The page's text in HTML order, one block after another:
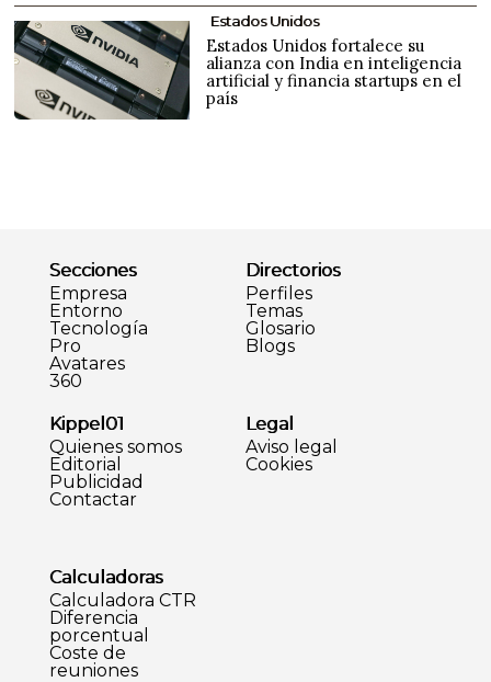
Estados Unidos
Estados Unidos fortalece su
alianza con India en inteligencia
artificial y financia startups en el
país
Secciones
Empresa
Entorno
Tecnología
Pro
Avatares
360
Directorios
Perfiles
Temas
Glosario
Blogs
Kippel01
Quienes somos
Editorial
Publicidad
Contactar
Legal
Aviso legal
Cookies
Calculadoras
Calculadora CTR
Diferencia
porcentual
Coste de
reuniones